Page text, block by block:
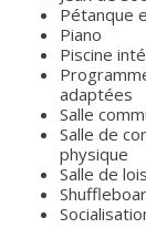
Pétanque
Piano
Piscine
adaptées
Salle
Salle de
physique
Salle de